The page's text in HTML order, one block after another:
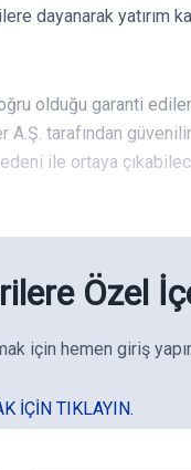
dayanarak yatırım
olduğu garanti
tarafından
ile ortaya
Özel
için hemen giriş
IÇIN TIKLAYIN.